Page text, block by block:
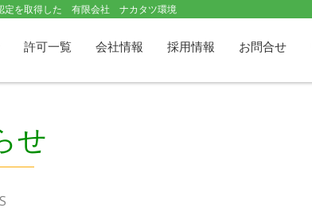
定を取得した 有限会社 ナカタツ環境
許可一覧 会社情報 採用情報 お問合せ
せ